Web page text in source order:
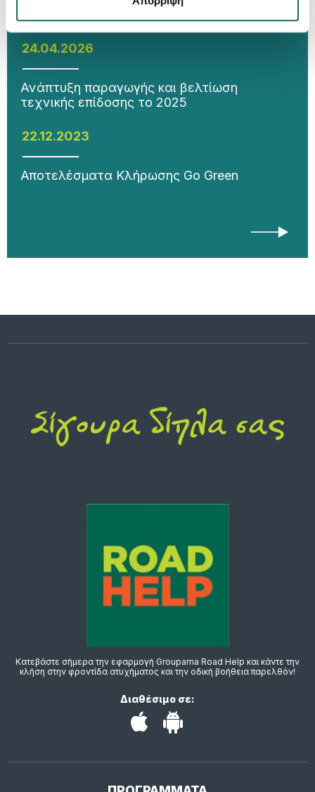
Ανακοινώσεις
24.04.2026
Ανάπτυξη παραγωγής και βελτίωση
τεχνικής επίδοσης το 2025
22.12.2023
Αποτελέσματα Κλήρωσης Go Green
Κατεβάστε σήμερα την εφαρμογή Groupama Road Help και κάντε την
κλήση στην φροντίδα ατυχήματος και την οδική βοήθεια παρελθόν!
Διαθέσιμο σε: